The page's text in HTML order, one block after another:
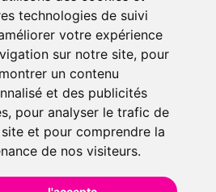
technologies de suivi
votre expérience
sur notre site, pour
un contenu
et des publicités
pour analyser le trafic de
et pour comprendre la
de nos visiteurs.
réseaux sociaux
d’Amiens vous souhaitent de
conseils pharmaceutiques,
parapharmaceutiques, beauté et